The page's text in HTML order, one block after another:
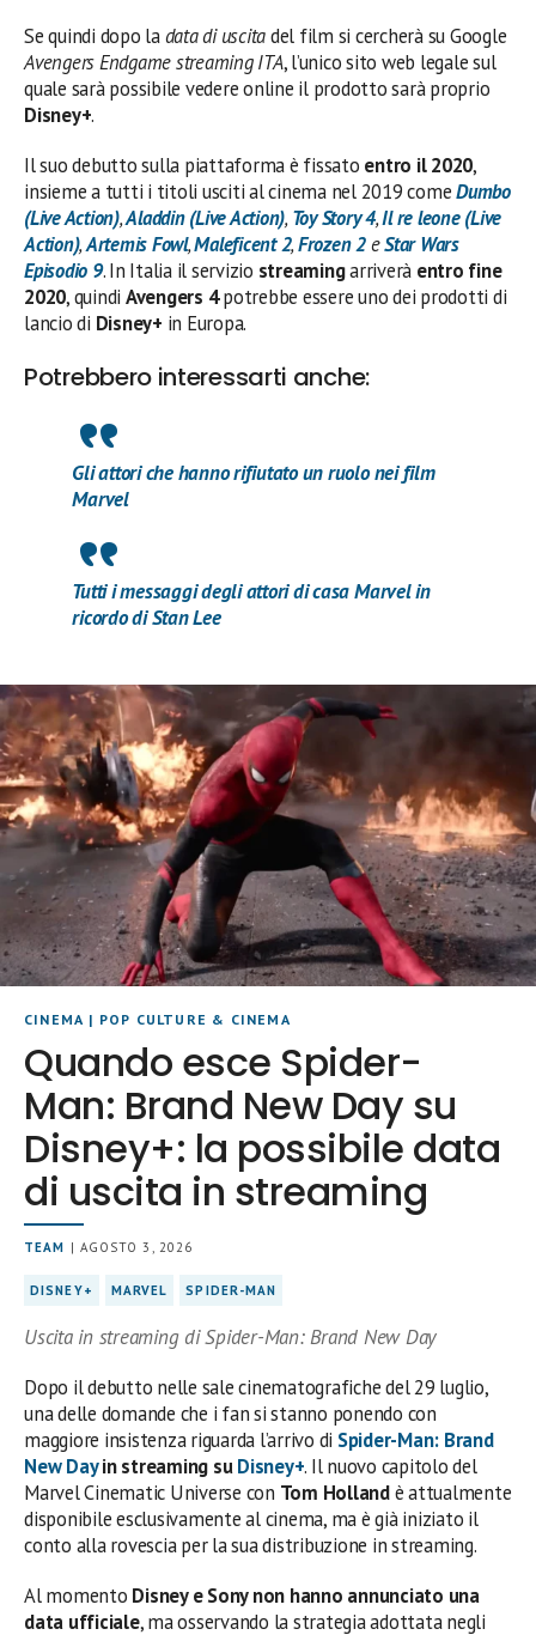
Se quindi dopo ladata di uscitadel film si cercherà su Google
Avengers Endgame streaming ITA, l’unico sito web legale sul
quale sarà possibile vedere online il prodotto sarà proprio
Disney+.
Il suo debutto sulla piattaforma è fissato entro il 2020,
insieme a tutti i titoli usciti al cinema nel 2019 comeDumbo
(Live Action),Aladdin (Live Action),Toy Story 4,Il re leone (Live
Action),Artemis Fowl,Maleficent 2,Frozen 2eStar Wars
Episodio 9. In Italia il servizio streamingarriverà entro fine
2020, quindi Avengers 4potrebbe essere uno dei prodotti di
lancio di Disney+ in Europa.
Potrebbero interessarti anche:
Gli attori che hanno rifiutato un ruolo nei film
Marvel
Tutti i messaggi degli attori di casa Marvel in
ricordo di Stan Lee
CINEMA | POP CULTURE & CINEMA
Quando esce Spider-
Man: Brand New Day su
Disney+: la possibile data
di uscita in streaming
TEAM | AGOSTO 3, 2026
DISNEY+ MARVEL SPIDER-MAN
Uscita in streaming di Spider-Man: Brand New Day
Dopo il debutto nelle sale cinematografiche del 29 luglio,
una delle domande che i fan si stanno ponendo con
maggiore insistenza riguarda l’arrivo di Spider-Man: Brand
New Dayin streaming suDisney+. Il nuovo capitolo del
Marvel Cinematic Universe con Tom Hollandè attualmente
disponibile esclusivamente al cinema, ma è già iniziato il
conto alla rovescia per la sua distribuzione in streaming.
Al momento Disney e Sony non hanno annunciato una
data ufficiale, ma osservando la strategia adottata negli